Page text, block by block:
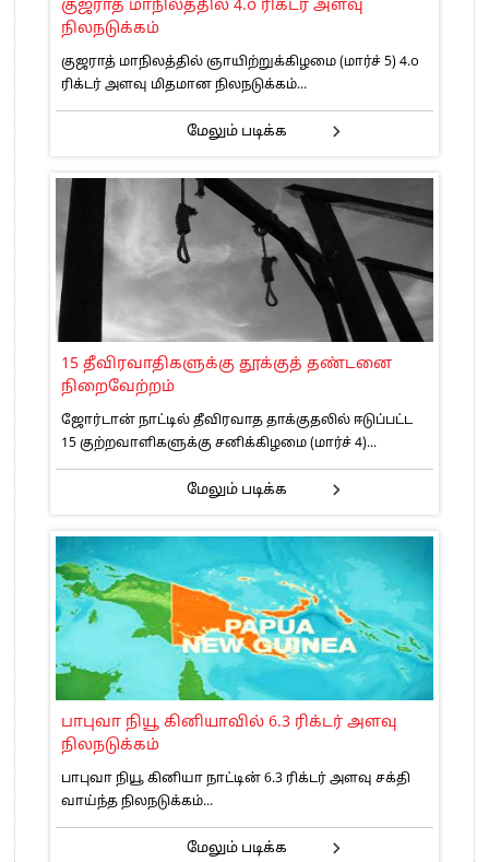
குஜராத் மாநிலத்தில் 4.௦ ரிக்டர் அளவு
நிலநடுக்கம்
குஜராத் மாநிலத்தில் ஞாயிற்றுக்கிழமை (மார்ச் 5) 4.௦
ரிக்டர் அளவு மிதமான நிலநடுக்கம்...
மேலும் படிக்க
15 தீவிரவாதிகளுக்கு தூக்குத் தண்டனை
நிறைவேற்றம்
ஜோர்டான் நாட்டில் தீவிரவாத தாக்குதலில் ஈடுப்பட்ட
15 குற்றவாளிகளுக்கு சனிக்கிழமை (மார்ச் 4)...
மேலும் படிக்க
பாபுவா நியூ கினியாவில் 6.3 ரிக்டர் அளவு
நிலநடுக்கம்
பாபுவா நியூ கினியா நாட்டின் 6.3 ரிக்டர் அளவு சக்தி
வாய்ந்த நிலநடுக்கம்...
மேலும் படிக்க